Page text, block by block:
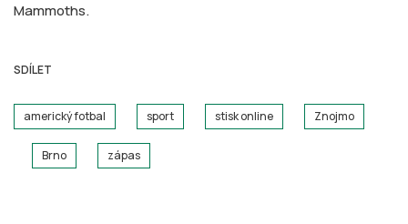
Mammoths.
SDÍLET
americký fotbal sport stisk online Znojmo
Brno zápas